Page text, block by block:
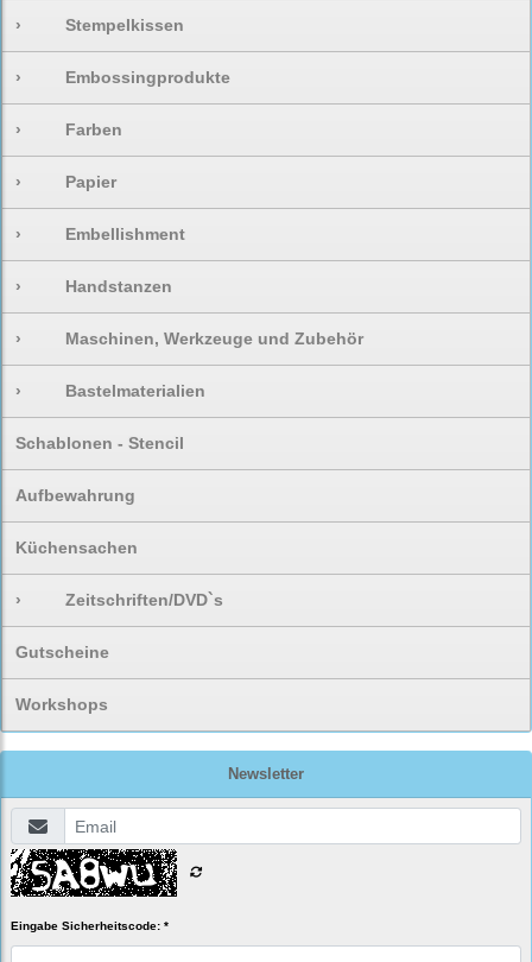
› Stempelkissen
› Embossingprodukte
› Farben
› Papier
› Embellishment
› Handstanzen
› Maschinen, Werkzeuge und Zubehör
› Bastelmaterialien
Schablonen - Stencil
Aufbewahrung
Küchensachen
› Zeitschriften/DVD`s
Gutscheine
Workshops
Newsletter
Eingabe Sicherheitscode: *